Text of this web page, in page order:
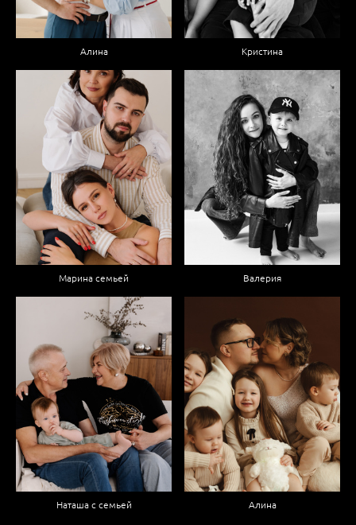
Алина Кристина
Марина семьей Валерия
Наташа с семьей Алина